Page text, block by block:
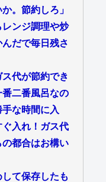
。節約しろ」
ンジ調理や炒
だで毎日残さ
代が節約でき
二番風呂なの
な時間に入
入れ！ガス代
都合はお構い
て保存したも